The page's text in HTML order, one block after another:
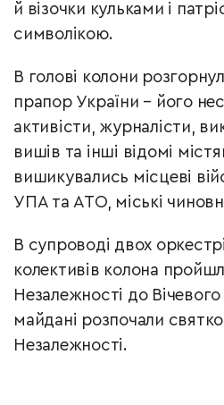
й візочки кульками і
символікою.
В голові колони
прапор України – його
активісти, журналісти,
вишів та інші відомі
вишикувались місцеві
УПА та АТО, міські
В супроводі двох
колективів колона
Незалежності до
майдані розпочали
Незалежності.